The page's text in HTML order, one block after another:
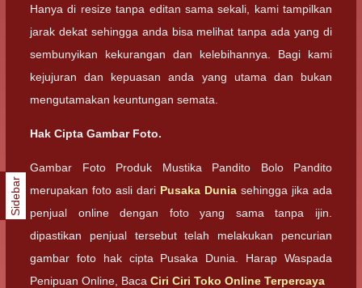
Hanya di resize tanpa editan sama sekali, kami tampilkan
jarak dekat sehingga anda bisa melihat tanpa ada yang di
sembunyikan kekurangan dan kelebihannya. Bagi kami
kejujuran dan kepuasan anda yang utama dan bukan
mengutamakan keuntungan semata.
Hak Cipta Gambar Foto.
Gambar Foto Produk Mustika Pandito Bolo Pandito
merupakan foto asli dari Pusaka Dunia sehingga jika ada
penjual online dengan foto yang sama tanpa ijin.
dipastikan penjual tersebut telah melakukan pencurian
gambar foto hak cipta Pusaka Dunia. Harap Waspada
Penipuan Online, Baca Ciri Ciri Toko Online Terpercaya
Sidebar